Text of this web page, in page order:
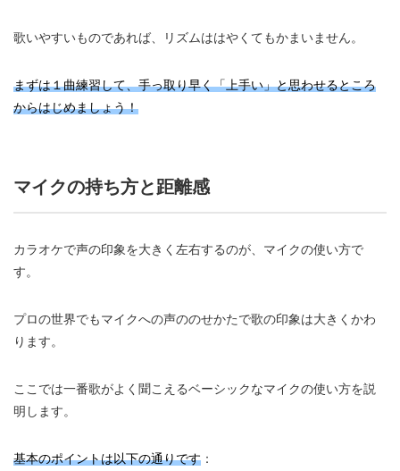
歌いやすいものであれば、リズムははやくてもかまいません。
まずは１曲練習して、手っ取り早く「上手い」と思わせるところ
からはじめましょう！
マイクの持ち方と距離感
カラオケで声の印象を大きく左右するのが、マイクの使い方で
す。
プロの世界でもマイクへの声ののせかたで歌の印象は大きくかわ
ります。
ここでは一番歌がよく聞こえるベーシックなマイクの使い方を説
明します。
基本のポイントは以下の通りです ：